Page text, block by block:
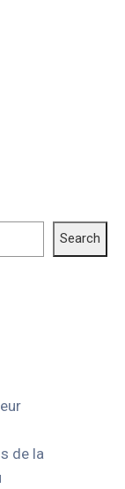
Search
de la